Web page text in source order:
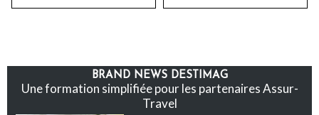
BRAND NEWS DESTIMAG
Une formation simplifiée pour les partenaires Assur-
Travel